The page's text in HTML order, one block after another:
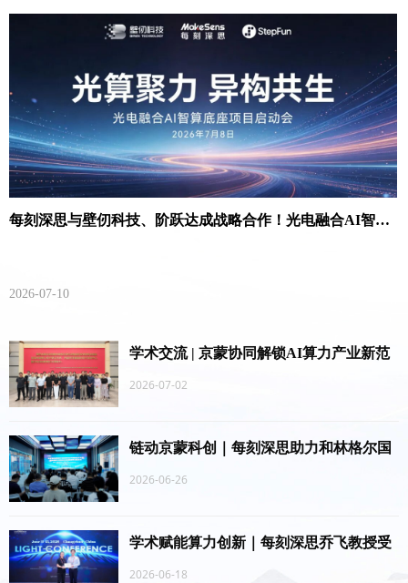
学术交流 | 京蒙协同解锁AI算力产业新范
式
2026-07-02
链动京蒙科创｜每刻深思助力和林格尔国
家颠覆性技术中试基地正式启动
2026-06-26
学术赋能算力创新｜每刻深思乔飞教授受
邀出席Light Conference 2026
2026-06-18
每刻深思与壁仞科技、阶跃达成战略合作！光电融合AI智算
2026-07-10